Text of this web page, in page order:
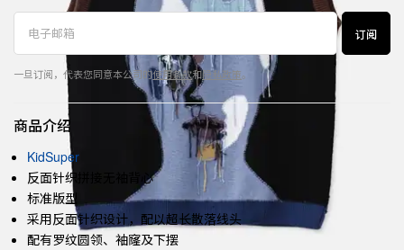
订阅
一旦订阅，代表您同意本公司的使用条款和隐私政策。
商品介绍
KidSuper
反面针织拼接无袖背心
标准版型
采用反面针织设计，配以超长散落线头
配有罗纹圆领、袖窿及下摆